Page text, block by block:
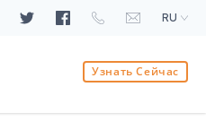
RU
Узнать Сейчас